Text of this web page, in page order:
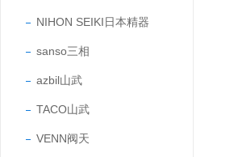
NIHON SEIKI日本精器
sanso三相
azbil山武
TACO山武
VENN阀天